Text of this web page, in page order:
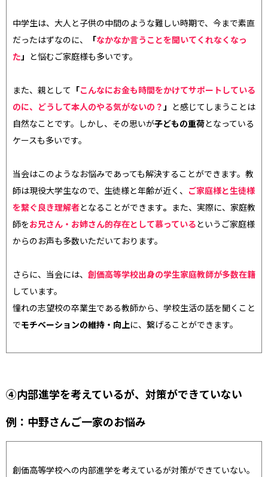
中学生は、大人と子供の中間のような難しい時期で、今まで素直
だったはずなのに、
「なかなか言うことを聞いてくれなくなっ
た」 と悩むご家庭様も多いです。
また、親として 「こんなにお金も時間をかけてサポートしている
のに、どうして本人のやる気がないの？」 と感じてしまうことは
自然なことです。しかし、その思いが子どもの重荷となっている
ケースも多いです。
当会はこのようなお悩みであっても解決することができます。教
師は現役大学生なので、生徒様と年齢が近く、 ご家庭様と生徒様
を繋ぐ良き理解者となることができます。 また、実際に、家庭教
師をお兄さん・お姉さん的存在として慕っているというご家庭様
からのお声も多数いただいております。
さらに、当会には、 創価高等学校出身の学生家庭教師が多数在籍
しています。
憧れの志望校の卒業生である教師から、学校生活の話を聞くこと
でモチベーションの維持・向上に、繋げることができます。
④内部進学を考えているが、対策ができていない
例：中野さんご一家のお悩み
創価高等学校への内部進学を考えているが対策ができていない。